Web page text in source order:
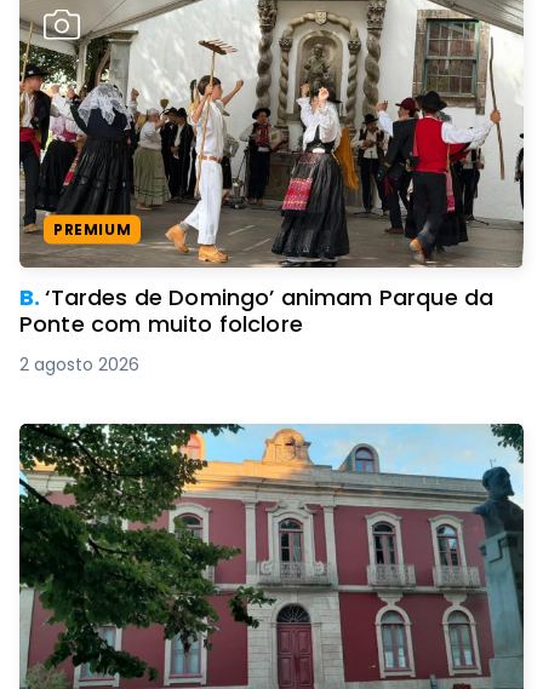
PREMIUM
B.‘Tardes de Domingo’ animam Parque da
Ponte com muito folclore
2 agosto 2026